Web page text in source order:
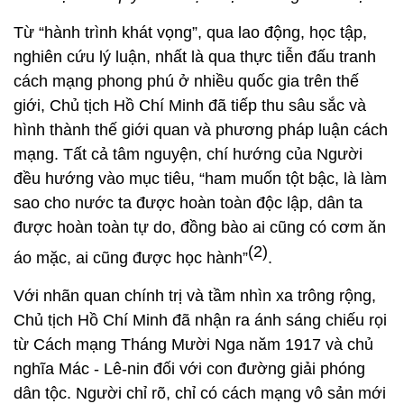
Từ “hành trình khát vọng”, qua lao động, học tập,
nghiên cứu lý luận, nhất là qua thực tiễn đấu tranh
cách mạng phong phú ở nhiều quốc gia trên thế
giới, Chủ tịch Hồ Chí Minh đã tiếp thu sâu sắc và
hình thành thế giới quan và phương pháp luận cách
mạng. Tất cả tâm nguyện, chí hướng của Người
đều hướng vào mục tiêu, “ham muốn tột bậc, là làm
sao cho nước ta được hoàn toàn độc lập, dân ta
được hoàn toàn tự do, đồng bào ai cũng có cơm ăn
áo mặc, ai cũng được học hành”(2).
Với nhãn quan chính trị và tầm nhìn xa trông rộng,
Chủ tịch Hồ Chí Minh đã nhận ra ánh sáng chiếu rọi
từ Cách mạng Tháng Mười Nga năm 1917 và chủ
nghĩa Mác - Lê-nin đối với con đường giải phóng
dân tộc. Người chỉ rõ, chỉ có cách mạng vô sản mới